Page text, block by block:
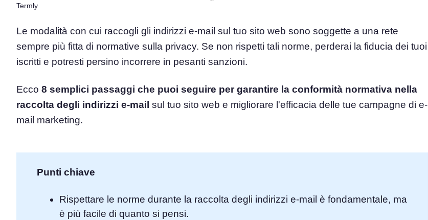
Consenso
Soluzione all-in-one per gestione del consenso
Consenso ai Cookie
cookie
Scanner dei Cookie
Termly
Le modalità con cui raccogli gli indirizzi e-mail sul tuo sito web sono soggette a una rete
sempre più fitta di normative sulla privacy. Se non rispetti tali norme, perderai la fiducia dei tuoi
iscritti e potresti persino incorrere in pesanti sanzioni.
Ecco 8 semplici passaggi che puoi seguire per garantire la conformità normativa nella
raccolta degli indirizzi e-mail sul tuo sito web e migliorare l'efficacia delle tue campagne di e-
mail marketing.
Punti chiave
Rispettare le norme durante la raccolta degli indirizzi e-mail è fondamentale, ma
è più facile di quanto si pensi.